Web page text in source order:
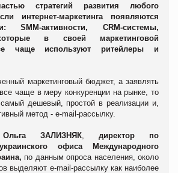
стратегий развития любого
интернет-маркетинга появляются
SMM-активности,CRM-системы,
в своей маркетинговой
чаще используют ритейлеры и
маркетинговый бюджет, а заявлять
чаще в меру конкуренции на рынке, то
самый дешевый, простой в реализации и,
метод - e-mail-рассылку.
Ольга ЗАЛИЗНЯК
директор по
офиса Международного
по данным опроса населения, около
выделяют e-mail-рассылку как наиболее